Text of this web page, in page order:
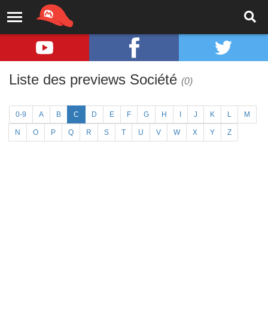
Liste des previews Société (0)
0-9 A B C D E F G H J K L M
N O P Q R S T U V W X Y Z